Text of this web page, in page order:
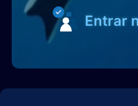
Entrar